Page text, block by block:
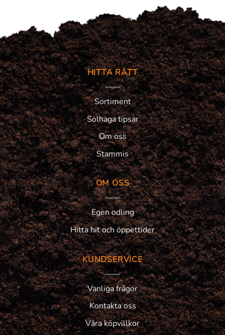
HITTA RÄTT
Sortiment
Solhaga tipsar
Om oss
Stammis
OM OSS
Egen odling
Hitta hit och öppettider
KUNDSERVICE
Vanliga frågor
Kontakta oss
Våra köpvillkor